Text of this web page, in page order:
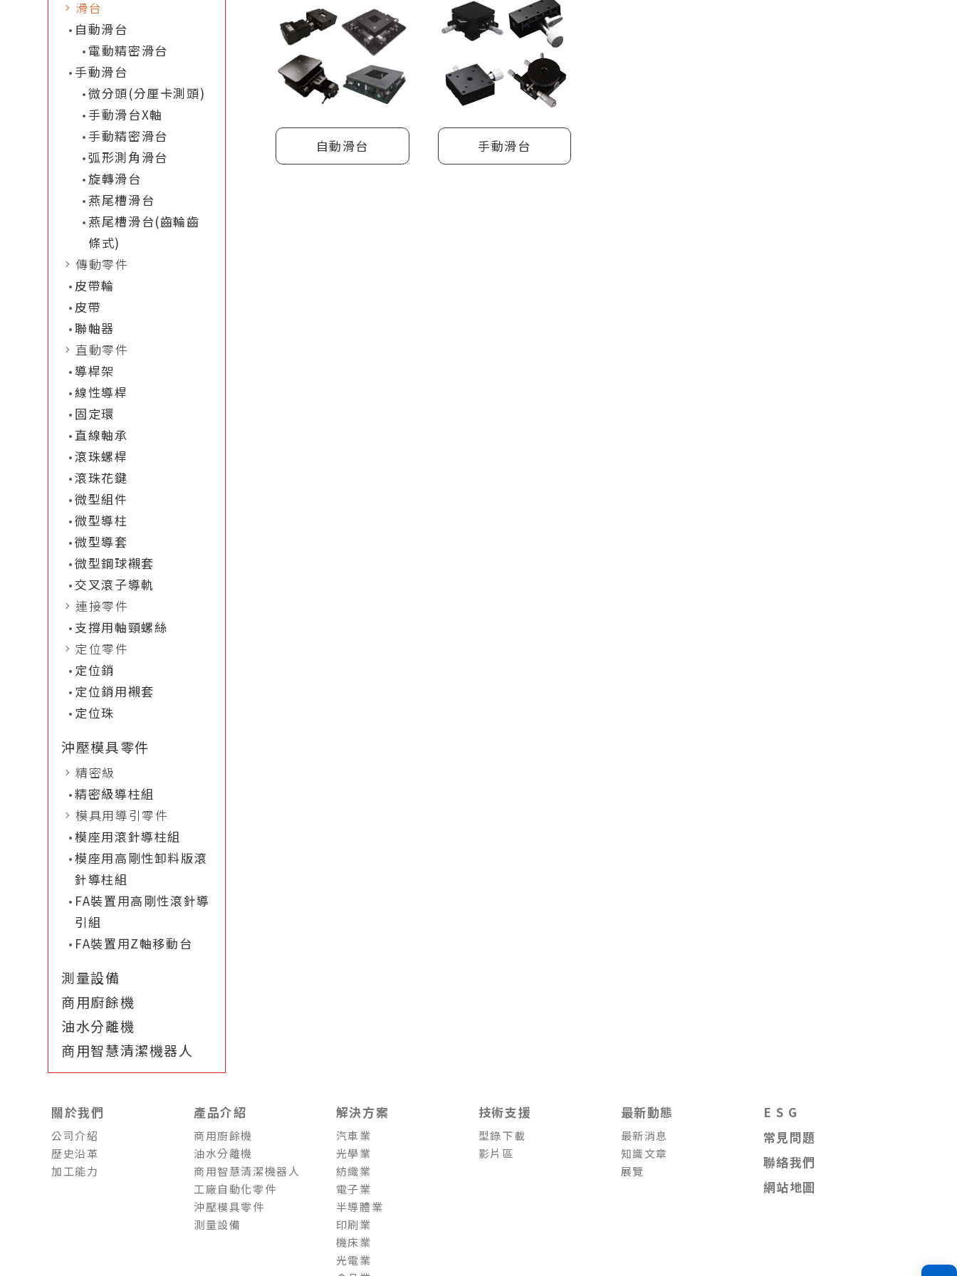
滑台
自動滑台
電動精密滑台
手動滑台
微分頭(分厘卡測頭)
手動滑台X軸
手動精密滑台
弧形測角滑台
旋轉滑台
燕尾槽滑台
燕尾槽滑台(齒輪齒
條式)
傳動零件
皮帶輪
皮帶
聯軸器
直動零件
導桿架
線性導桿
固定環
直線軸承
滾珠螺桿
滾珠花鍵
微型組件
微型導柱
微型導套
微型鋼球襯套
交叉滾子導軌
連接零件
支撐用軸頸螺絲
定位零件
定位銷
定位銷用襯套
定位珠
沖壓模具零件
精密級
精密級導柱組
模具用導引零件
模座用滾針導柱組
模座用高剛性卸料版滾
針導柱組
FA裝置用高剛性滾針導
引組
FA裝置用Z軸移動台
測量設備
商用廚餘機
油水分離機
商用智慧清潔機器人
自動滑台 手動滑台
關於我們
公司介紹
歷史沿革
加工能力
產品介紹
商用廚餘機
油水分離機
商用智慧清潔機器人
工廠自動化零件
沖壓模具零件
測量設備
解決方案
汽車業
光學業
紡織業
電子業
半導體業
印刷業
機床業
光電業
技術支援
型錄下載
影片區
最新動態
最新消息
知識文章
展覽
E S G
常見問題
聯絡我們
網站地圖